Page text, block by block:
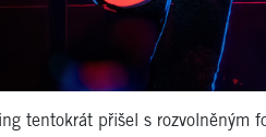
tentokrát přišel s rozvolněným